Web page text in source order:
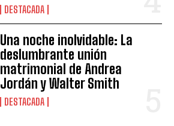
DESTACADA
Una noche inolvidable: La
deslumbrante unión
matrimonial de Andrea
Jordán y Walter Smith
DESTACADA